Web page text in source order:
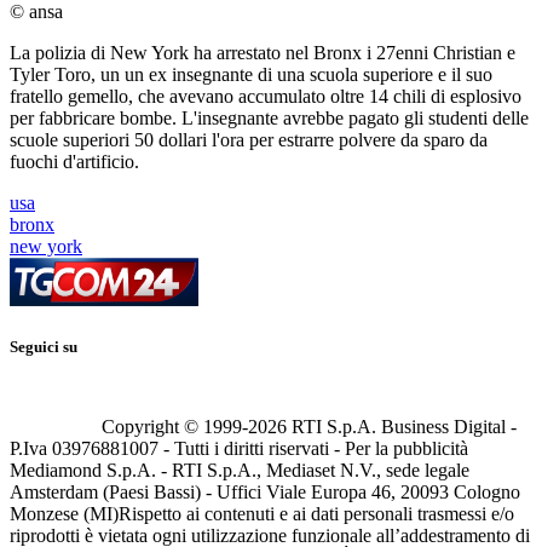
© ansa
La polizia di New York ha arrestato nel Bronx i 27enni Christian e
Tyler Toro, un un ex insegnante di una scuola superiore e il suo
fratello gemello, che avevano accumulato oltre 14 chili di esplosivo
per fabbricare bombe. L'insegnante avrebbe pagato gli studenti delle
scuole superiori 50 dollari l'ora per estrarre polvere da sparo da
fuochi d'artificio.
usa
bronx
new york
Seguici su
Copyright © 1999-2026 RTI S.p.A. Business Digital -
P.Iva 03976881007 - Tutti i diritti riservati - Per la pubblicità
Mediamond S.p.A. - RTI S.p.A., Mediaset N.V., sede legale
Amsterdam (Paesi Bassi) - Uffici Viale Europa 46, 20093 Cologno
Monzese (MI)Rispetto ai contenuti e ai dati personali trasmessi e/o
riprodotti è vietata ogni utilizzazione funzionale all’addestramento di